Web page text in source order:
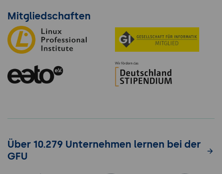
Mitgliedschaften
Über 10.279 Unternehmen lernen bei der
GFU